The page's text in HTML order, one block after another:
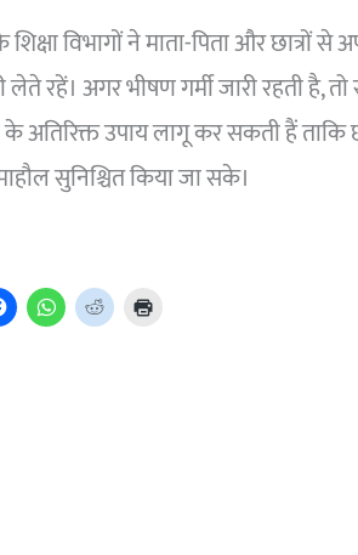
विभागों ने माता-पिता और
लेते रहें। अगर भीषण गर्मी जारी रहती
के अतिरिक्त उपाय लागू कर सकती हैं
सुनिश्चित किया जा सके।